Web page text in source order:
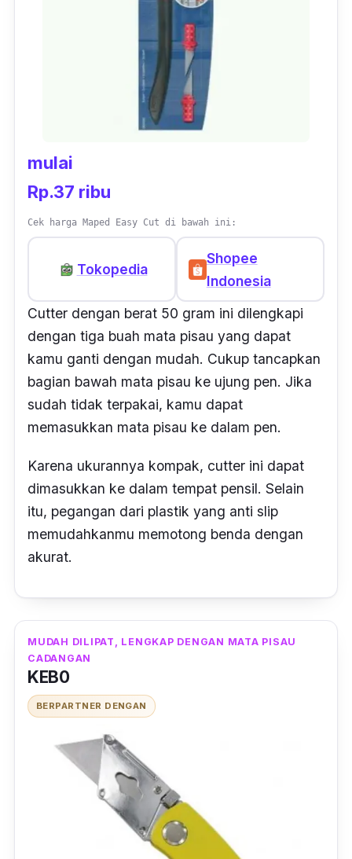
mulai
Rp.37 ribu
Cek harga Maped Easy Cut di bawah ini:
Tokopedia
Shopee
Indonesia
Cutter dengan berat 50 gram ini dilengkapi
dengan tiga buah mata pisau yang dapat
kamu ganti dengan mudah. Cukup tancapkan
bagian bawah mata pisau ke ujung pen. Jika
sudah tidak terpakai, kamu dapat
memasukkan mata pisau ke dalam pen.
Karena ukurannya kompak, cutter ini dapat
dimasukkan ke dalam tempat pensil. Selain
itu, pegangan dari plastik yang anti slip
memudahkanmu memotong benda dengan
akurat.
MUDAH DILIPAT, LENGKAP DENGAN MATA PISAU
CADANGAN
KEB0
BERPARTNER DENGAN